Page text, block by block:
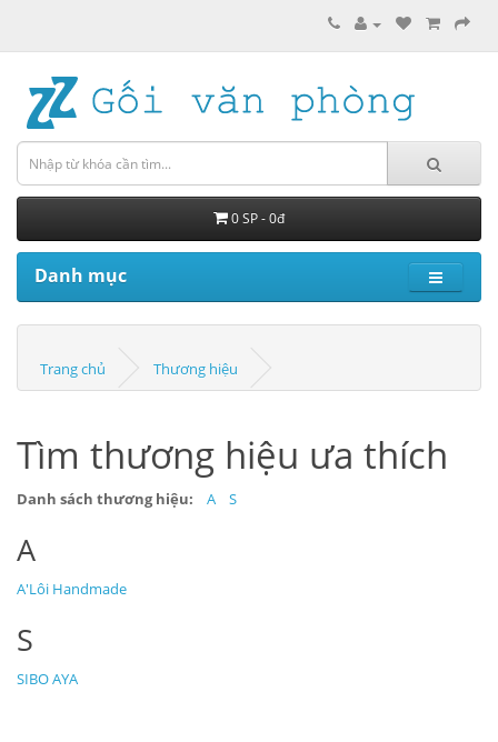
0 SP - 0đ
Danh mục
Trang chủ Thương hiệu
Tìm thương hiệu ưa thích
Danh sách thương hiệu: A S
A
A'Lôi Handmade
S
SIBO AYA